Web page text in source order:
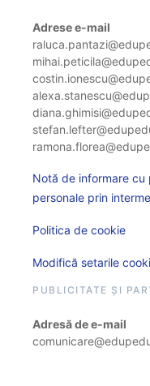
Adrese e-mail
Notă de informare
personale prin
Politica de cookie
Modifică setarile
PUBLICITATE ȘI
Adresă de e-mail